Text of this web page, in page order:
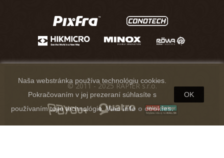
Naša webstránka používa technológiu cookies.
Pokračovaním v jej prezeraní súhlasíte s
používaním tejto technológie.Viac info o cookies.
OK
© 2011 - 2025 RAPIER s.r.o.